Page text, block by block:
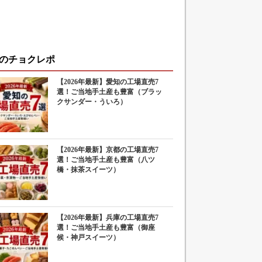
チョクレポ
【2026年最新】愛知の工場直売7
選！ご当地手土産も豊富（ブラッ
クサンダー・ういろ）
【2026年最新】京都の工場直売7
選！ご当地手土産も豊富（八ツ
橋・抹茶スイーツ）
【2026年最新】兵庫の工場直売7
選！ご当地手土産も豊富（御座
候・神戸スイーツ）